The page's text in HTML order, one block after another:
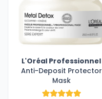
L'Oréal Professionnel
Anti-Deposit Protector
Mask